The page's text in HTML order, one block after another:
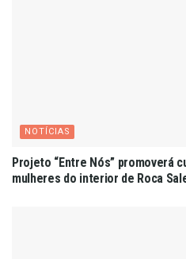
NOTÍCIAS
Projeto “Entre Nós” promoverá
mulheres do interior de Roca